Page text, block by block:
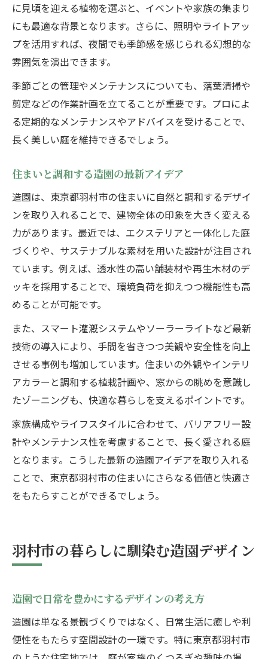
に見頃を迎える植物を選ぶと、イベントや家族の集まり
にも最適な背景となります。さらに、照明やライトアッ
プを活用すれば、夜間でも季節感を感じられる幻想的な
雰囲気を演出できます。
季節ごとの管理やメンテナンスについても、落葉清掃や
剪定などの作業計画を立てることが重要です。プロによ
る定期的なメンテナンスやアドバイスを受けることで、
長く美しい庭を維持できるでしょう。
住まいと調和する造園の最新アイデア
造園は、東京都羽村市の住まいに自然と調和するデザイ
ンを取り入れることで、建物全体の印象を大きく変える
力があります。最近では、エクステリアと一体化した庭
づくりや、サステナブルな素材を用いた設計が注目され
ています。例えば、透水性の高い舗装材や再生木材のデ
ッキを採用することで、環境負荷を抑えつつ機能性も高
めることが可能です。
また、スマート灌漑システムやソーラーライトなど最新
技術の導入により、手間を省きつつ美観や安全性を向上
させる事例も増加しています。住まいの外観やインテリ
アカラーと調和する植栽計画や、窓からの眺めを意識し
たゾーニングも、快適な暮らしを支えるポイントです。
家族構成やライフスタイルに合わせて、バリアフリー設
計やメンテナンス性を考慮することで、長く愛される庭
となります。こうした最新の造園アイデアを取り入れる
ことで、東京都羽村市の住まいにさらなる価値と快適さ
をもたらすことができるでしょう。
羽村市の暮らしに馴染む造園デザイン
造園で日常を豊かにするデザインの考え方
造園は単なる景観づくりではなく、日常生活に癒しや利
便性をもたらす空間設計の一環です。特に東京都羽村市